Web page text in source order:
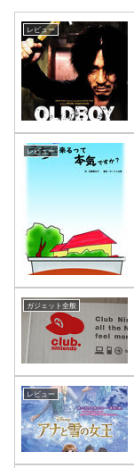
レビュー
レビュー
ガジェット全般
レビュー